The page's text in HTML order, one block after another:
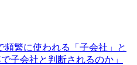
繁に使われる「子会社」と
子会社と判断されるのか」